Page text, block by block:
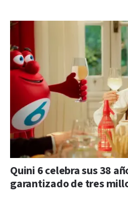
Quini 6 celebra sus 38
garantizado de tres